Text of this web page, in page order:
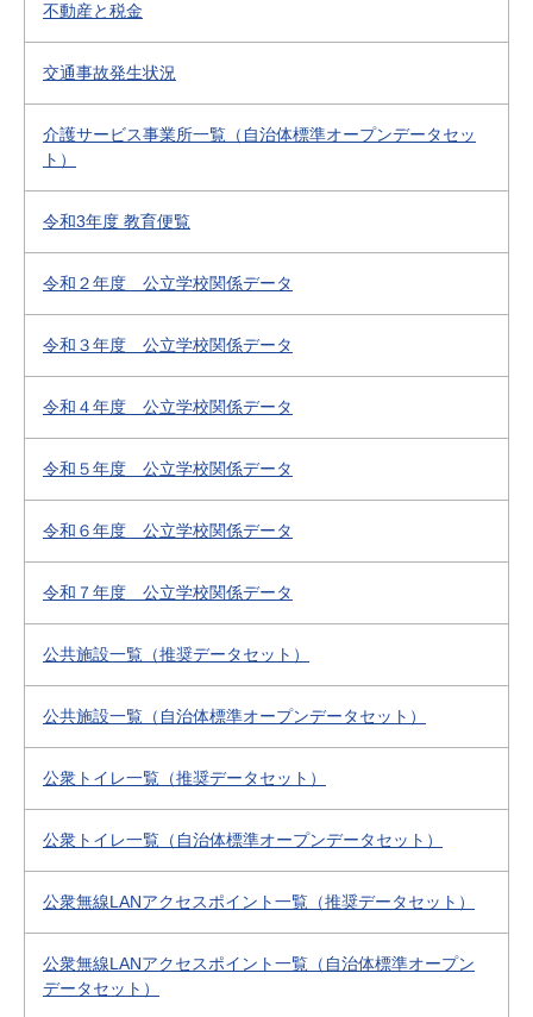
不動産と税金
交通事故発生状況
介護サービス事業所一覧（自治体標準オープンデータセッ
ト）
令和3年度 教育便覧
令和２年度 公立学校関係データ
令和３年度 公立学校関係データ
令和４年度 公立学校関係データ
令和５年度 公立学校関係データ
令和６年度 公立学校関係データ
令和７年度 公立学校関係データ
公共施設一覧（推奨データセット）
公共施設一覧（自治体標準オープンデータセット）
公衆トイレ一覧（推奨データセット）
公衆トイレ一覧（自治体標準オープンデータセット）
公衆無線LANアクセスポイント一覧（推奨データセット）
公衆無線LANアクセスポイント一覧（自治体標準オープン
データセット）